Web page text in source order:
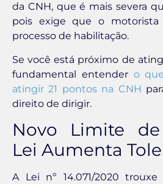
da CNH, que é mais severa
pois exige que o
processo de habilitação.
Se você está próximo de
fundamental entender o
atingir 21 pontos na CNH
direito de dirigir.
Novo Limite de
Lei Aumenta
A Lei nº 14.071/2020